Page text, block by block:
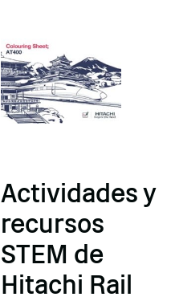
Actividades y
recursos
STEM de
Hitachi Rail